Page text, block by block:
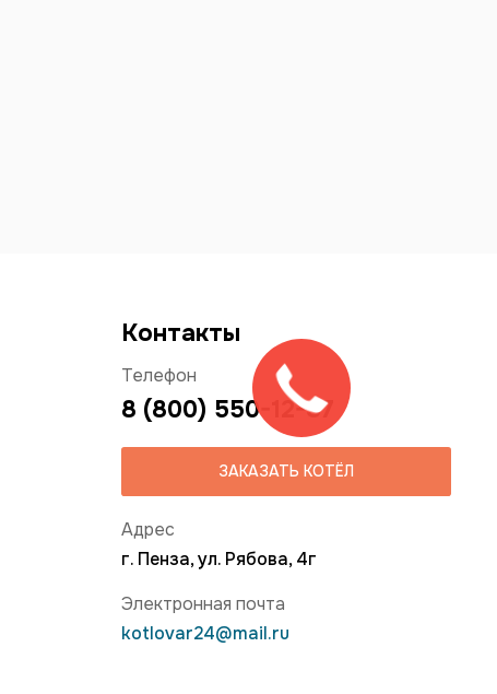
Контакты
Телефон
8 (800) 550-12-37
ЗАКАЗАТЬ КОТЁЛ
Адрес
г. Пенза, ул. Рябова, 4г
Электронная почта
kotlovar24@mail.ru